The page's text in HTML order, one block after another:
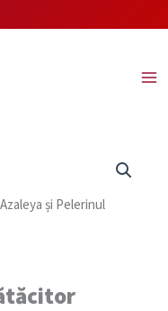
și Pelerinul